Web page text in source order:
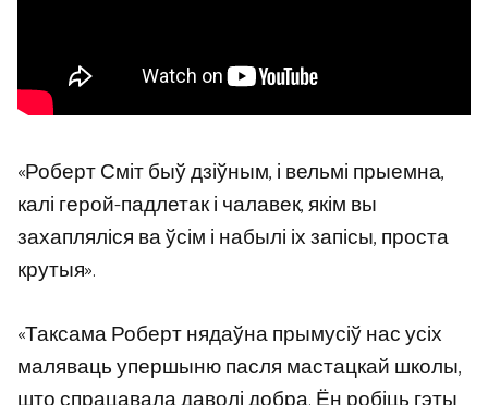
«Роберт Сміт быў дзіўным, і вельмі прыемна,
калі герой-падлетак і чалавек, якім вы
захапляліся ва ўсім і набылі іх запісы, проста
крутыя».
«Таксама Роберт нядаўна прымусіў нас усіх
маляваць упершыню пасля мастацкай школы,